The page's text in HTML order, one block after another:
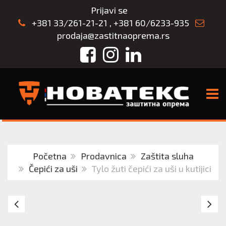
Prijavi se
+381 33/261-21-21 , +381 60/6233-935
prodaja@zastitnaoprema.rs
FacebookInstagram
LinkedIn
Početna Prodavnica
Zaštita sluha
Čepići za uši
Tylo žuti čepići za uši u kutijici
Silikonski